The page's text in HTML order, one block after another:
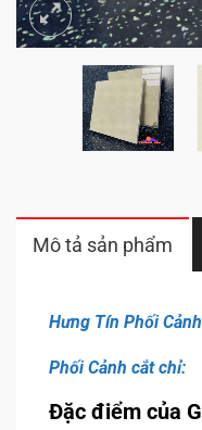
Mô tả sản phẩm
Hưng Tín Phối
Phối Cảnh cắt chỉ:
Đặc điểm của